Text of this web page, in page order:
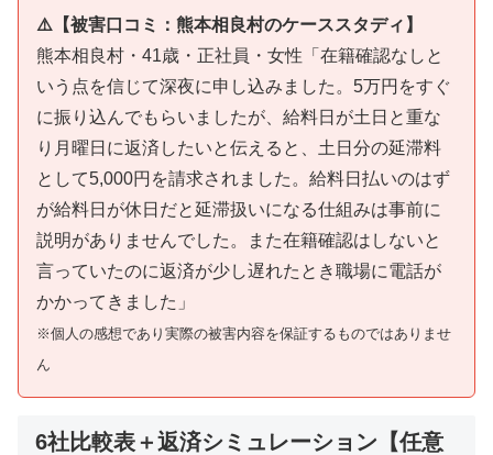
⚠️【被害口コミ：熊本相良村のケーススタディ】
熊本相良村・41歳・正社員・女性「在籍確認なしと
いう点を信じて深夜に申し込みました。5万円をすぐ
に振り込んでもらいましたが、給料日が土日と重な
り月曜日に返済したいと伝えると、土日分の延滞料
として5,000円を請求されました。給料日払いのはず
が給料日が休日だと延滞扱いになる仕組みは事前に
説明がありませんでした。また在籍確認はしないと
言っていたのに返済が少し遅れたとき職場に電話が
かかってきました」
※個人の感想であり実際の被害内容を保証するものではありませ
ん
6社比較表＋返済シミュレーション【任意